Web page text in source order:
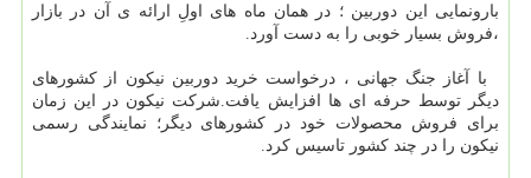
بارونمایی این دوربین ؛ در همان ماه های اولِ ارائه ی آن در بازار
،فروش بسیار خوبی را به دست آورد.
با آغاز جنگ جهانی ، درخواست خرید دوربین نیکون از کشورهای
دیگر توسط حرفه ای ها افزایش یافت.شرکت نیکون در این زمان
برای فروش محصولات خود در کشورهای دیگر؛ نمایندگی رسمی
نیکون را در چند کشور تاسیس کرد.